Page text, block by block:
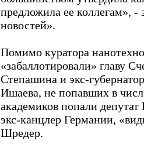
предложила ее коллегам»,
новостей».
Помимо куратора
«забаллотировали» главу
Степашина и экс-
Ишаева, не попавших в
академиков попали
экс-канцлер Германии,
Шредер.